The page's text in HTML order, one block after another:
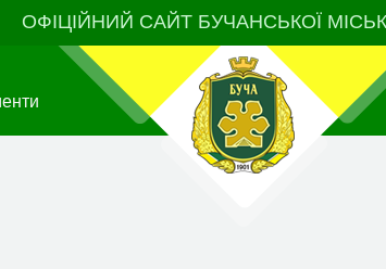
ОФІЦІЙНИЙ САЙТ БУЧАНСЬКОЇ